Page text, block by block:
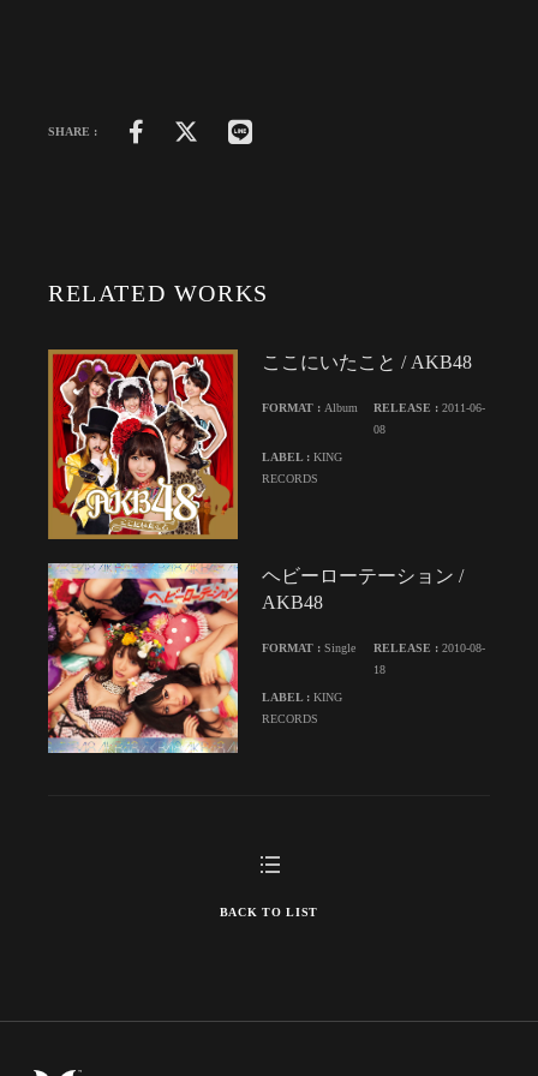
SHARE :
RELATED WORKS
ここにいたこと / AKB48
FORMAT : Album RELEASE :2011-06-
08
LABEL : KING
RECORDS
ヘビーローテーション /
AKB48
FORMAT : Single RELEASE :2010-08-
18
LABEL : KING
RECORDS
BACK TO LIST